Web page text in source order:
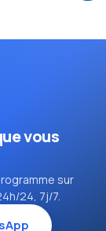
vous
sur
24, 7j/7.